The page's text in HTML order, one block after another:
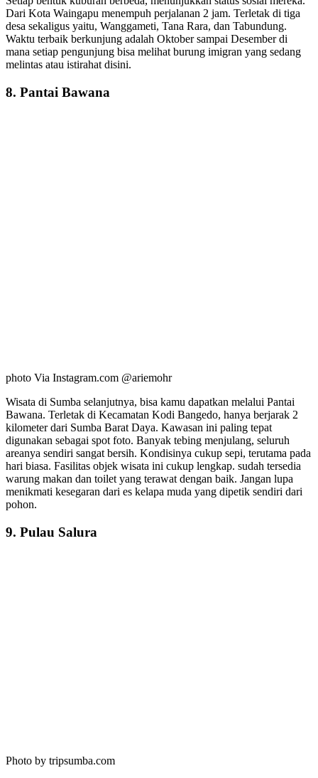
Dari Kota Waingapu menempuh perjalanan 2 jam. Terletak di tiga
desa sekaligus yaitu, Wanggameti, Tana Rara, dan Tabundung.
Waktu terbaik berkunjung adalah Oktober sampai Desember di
mana setiap pengunjung bisa melihat burung imigran yang sedang
melintas atau istirahat disini.
8. Pantai Bawana
photo Via Instagram.com @ariemohr
Wisata di Sumba selanjutnya, bisa kamu dapatkan melalui Pantai
Bawana. Terletak di Kecamatan Kodi Bangedo, hanya berjarak 2
kilometer dari Sumba Barat Daya. Kawasan ini paling tepat
digunakan sebagai spot foto. Banyak tebing menjulang, seluruh
areanya sendiri sangat bersih. Kondisinya cukup sepi, terutama pada
hari biasa. Fasilitas objek wisata ini cukup lengkap. sudah tersedia
warung makan dan toilet yang terawat dengan baik. Jangan lupa
menikmati kesegaran dari es kelapa muda yang dipetik sendiri dari
pohon.
9. Pulau Salura
Photo by tripsumba.com